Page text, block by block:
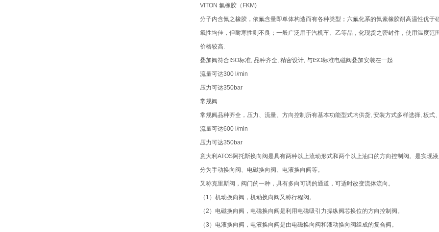
VITON 氟橡胶（FKM)
分子内含氟之橡胶，依氟含量即单体构造而有各种类型；六氟化系的氟素橡胶耐高温性优
氧性均佳，但耐寒性则不良；一般广泛用于汽机车、乙等品，化现货之密封件，使用温度
价格较高.
叠加阀符合ISO标准, 品种齐全, 精密设计, 与ISO标准电磁阀叠加安装在一起
流量可达300 l/min
压力可达350bar
常规阀
常规阀品种齐全，压力、流量、方向控制所有基本功能型式均供货, 安装方式多样选择, 板式
流量可达600 l/min
压力可达350bar
意大利ATOS阿托斯换向阀是具有两种以上流动形式和两个以上油口的方向控制阀。是实现
分为手动换向阀、电磁换向阀、电液换向阀等。
又称克里斯阀，阀门的一种，具有多向可调的通道，可适时改变流体流向。
（1）机动换向阀，机动换向阀又称行程阀。
（2）电磁换向阀，电磁换向阀是利用电磁吸引力操纵阀芯换位的方向控制阀。
（3）电液换向阀，电液换向阀是由电磁换向阀和液动换向阀组成的复合阀。